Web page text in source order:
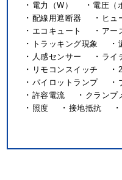
電力（W）
電圧（
配線用遮断器
ヒュ
エコキュート
アー
トラッキング現象
人感センサー
ライ
リモコンスイッチ
パイロットランプ
許容電流
クランプ
照度
接地抵抗